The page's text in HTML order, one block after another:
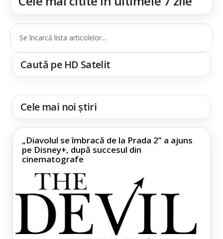
Se încarcă lista articolelor...
Caută pe HD Satelit
Cele mai noi știri
„Diavolul se îmbracă de la Prada 2” a ajuns
pe Disney+, după succesul din
cinematografe